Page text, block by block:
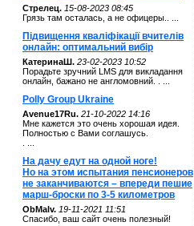
Стрелец. 15-08-2023 08:45
Грязь там осталась, а не офицеры.. ...
Підвищення кваліфікації вчителів
онлайн: оптимальний вибір
КатеринаШ. 23-02-2023 10:52
Порадьте зручний LMS для викладання
онлайн, бажано не англомовний. . ...
Polly Group Ukraine
Avenue17Ru. 21-10-2022 14:16
Мне кажется это очень хорошая идея.
Полностью с Вами соглашусь.
На дачу едут на одной ноге!
Но на этом испытания пенсионеров
не заканчиваются – впереди пешие
марш-броски по 3-5 километров
ОbMalv. 19-11-2021 11:51
Спасибо, ваш сайт очень полезный!